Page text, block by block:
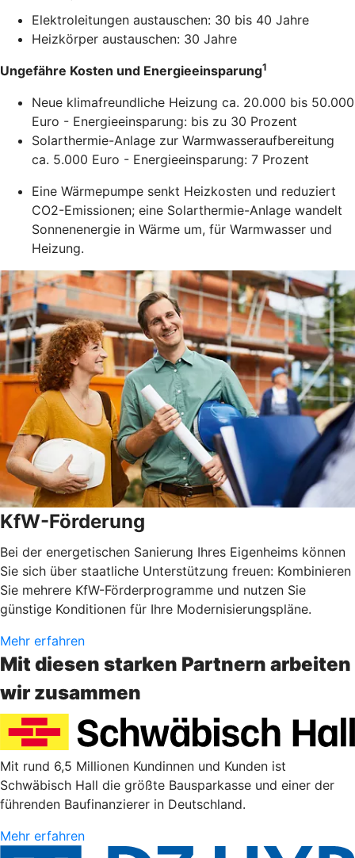
Elektroleitungen austauschen: 30 bis 40 Jahre
Heizkörper austauschen: 30 Jahre
Ungefähre Kosten und Energieeinsparung1
Neue klimafreundliche Heizung ca. 20.000 bis 50.000
Euro - Energieeinsparung: bis zu 30 Prozent
Solarthermie-Anlage zur Warmwasseraufbereitung
ca. 5.000 Euro - Energieeinsparung: 7 Prozent
Eine Wärmepumpe senkt Heizkosten und reduziert
CO2-Emissionen; eine Solarthermie-Anlage wandelt
Sonnenenergie in Wärme um, für Warmwasser und
Heizung.
KfW-Förderung
Bei der energetischen Sanierung Ihres Eigenheims können
Sie sich über staatliche Unterstützung freuen: Kombinieren
Sie mehrere KfW-Förderprogramme und nutzen Sie
günstige Konditionen für Ihre Modernisierungspläne.
Mehr erfahren
Mit diesen starken Partnern arbeiten
wir zusammen
Mit rund 6,5 Millionen Kundinnen und Kunden ist
Schwäbisch Hall die größte Bausparkasse und einer der
führenden Baufinanzierer in Deutschland.
Mehr erfahren